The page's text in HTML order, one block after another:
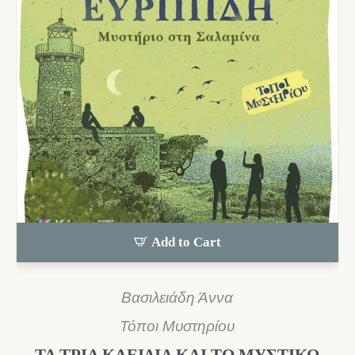
Add to Cart
Βασιλειάδη Άννα
Τόποι Μυστηρίου